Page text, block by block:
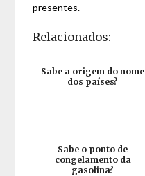
presentes.
Relacionados:
Sabe a origem do nome
dos países?
Sabe o ponto de
congelamento da
gasolina?